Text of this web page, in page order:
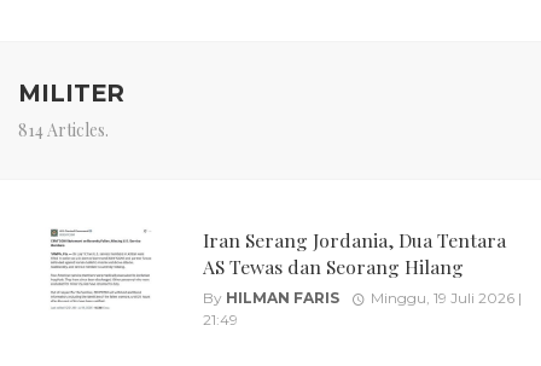
MILITER
814 Articles.
Iran Serang Jordania, Dua Tentara
AS Tewas dan Seorang Hilang
By HILMAN FARIS
Minggu, 19 Juli 2026 |
21:49